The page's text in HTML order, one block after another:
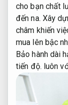
cho bạn chất
đến na. Xây
châm khiến
mua lên bậc
Bảo hành dài
tiến độ. luôn